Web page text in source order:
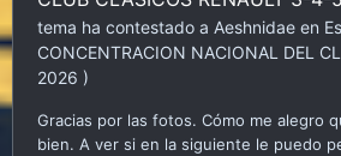
tema ha contestado a Aeshnidae en
CONCENTRACION NACIONAL DEL
2026 )
Gracias por las fotos. Cómo me alegro
bien. A ver si en la siguiente le puedo